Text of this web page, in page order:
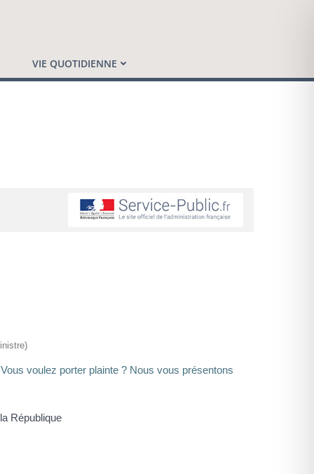
VIE QUOTIDIENNE
voulez porter plainte ? Nous vous présentons